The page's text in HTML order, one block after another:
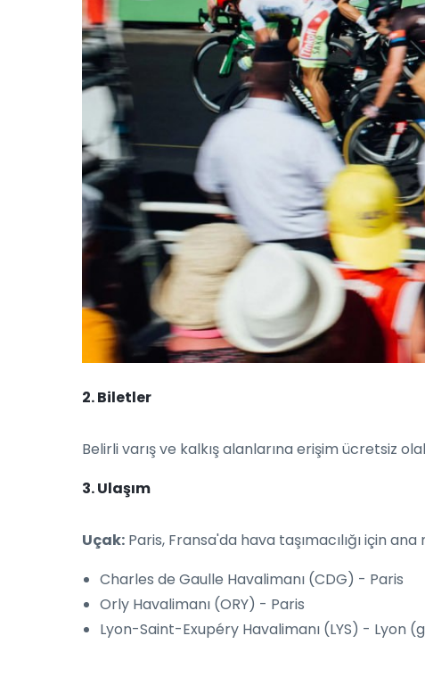
2. Biletler
Belirli varış ve kalkış alanlarına erişim ücretsiz
3. Ulaşım
Uçak: Paris, Fransa'da hava taşımacılığı için
Charles de Gaulle Havalimanı (CDG) - Paris
Orly Havalimanı (ORY) - Paris
Lyon-Saint-Exupéry Havalimanı (LYS) - Lyon